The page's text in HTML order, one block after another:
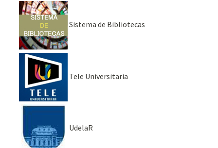
Sistema de Bibliotecas
Tele Universitaria
UdelaR